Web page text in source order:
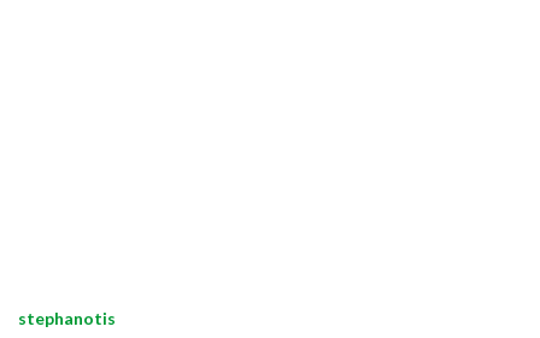
stephanotis